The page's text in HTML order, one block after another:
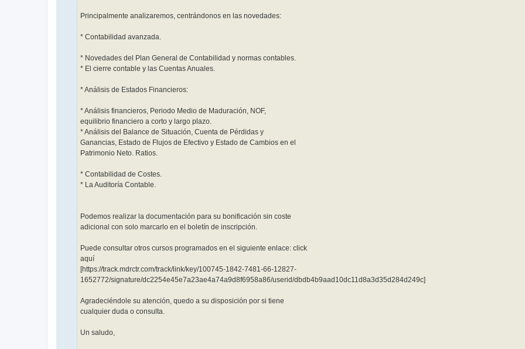
Principalmente analizaremos, centrándonos en las novedades:
* Contabilidad avanzada.
* Novedades del Plan General de Contabilidad y normas contables.
* El cierre contable y las Cuentas Anuales.
* Análisis de Estados Financieros:
* Análisis financieros, Periodo Medio de Maduración, NOF,
equilibrio financiero a corto y largo plazo.
* Análisis del Balance de Situación, Cuenta de Pérdidas y
Ganancias, Estado de Flujos de Efectivo y Estado de Cambios en el
Patrimonio Neto. Ratios.
* Contabilidad de Costes.
* La Auditoría Contable.
Podemos realizar la documentación para su bonificación sin coste
adicional con solo marcarlo en el boletín de inscripción.
Puede consultar otros cursos programados en el siguiente enlace: click
aquí
[https://track.mdrctr.com/track/link/key/100745-1842-7481-66-12827-
1652772/signature/dc2254e45e7a23ae4a74a9d8f6958a86/userid/dbdb4b9aad10dc11d8a3d35d284d249c]
Agradeciéndole su atención, quedo a su disposición por si tiene
cualquier duda o consulta.
Un saludo,